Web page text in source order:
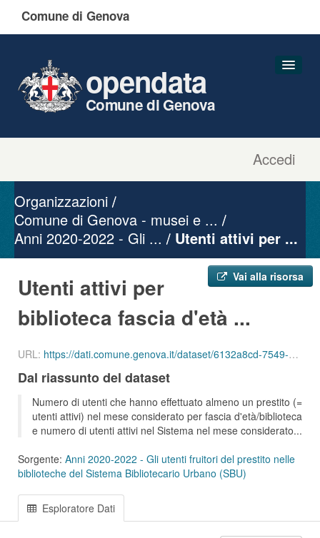
Comune di Genova
Accedi
opendata
Comune di Genova
Gruppi
Informazioni
Organizzazioni
Comune di Genova - musei e ...
Anni 2020-2022 - Gli ...
Utenti attivi per ...
Vai alla risorsa
Utenti attivi per
biblioteca fascia d'età ...
URL: https://dati.comune.genova.it/dataset/6132a8cd-7549-4c9d-8613-d075f5f547d2/resource/12e39b22-2ab2-4ae1-a749-31d3fb6474d6/download/ute_attivi_fet_03_05_bib_sbu_01_202111.csv
Dal riassunto del dataset
Numero di utenti che hanno effettuato almeno un prestito (=
utenti attivi) nel mese considerato per fascia d'età/biblioteca
e numero di utenti attivi nel Sistema nel mese considerato...
Sorgente: Anni 2020-2022 - Gli utenti fruitori del prestito nelle
biblioteche del Sistema Bibliotecario Urbano (SBU)
Esploratore Dati